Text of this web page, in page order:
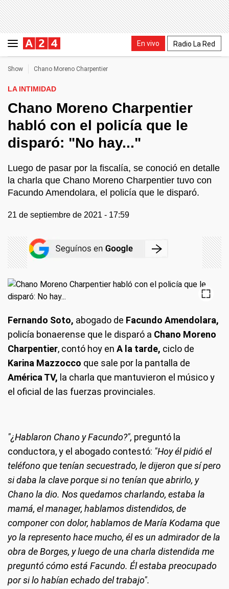
En vivo Radio La Red
Show Chano Moreno Charpentier
LA INTIMIDAD
Chano Moreno Charpentier
habló con el policía que le
disparó: "No hay..."
Luego de pasar por la fiscalía, se conoció en detalle
la charla que Chano Moreno Charpentier tuvo con
Facundo Amendolara, el policía que le disparó.
21 de septiembre de 2021 - 17:59
Fernando Soto, abogado de Facundo Amendolara,
policía bonaerense que le disparó a Chano Moreno
Charpentier, contó hoy en A la tarde, ciclo de
Karina Mazzocco que sale por la pantalla de
América TV, la charla que mantuvieron el músico y
el oficial de las fuerzas provinciales.
"¿Hablaron Chano y Facundo?", preguntó la
conductora, y el abogado contestó: "Hoy él pidió el
teléfono que tenían secuestrado, le dijeron que sí pero
si daba la clave porque si no tenían que abrirlo, y
Chano la dio. Nos quedamos charlando, estaba la
mamá, el manager, hablamos distendidos, de
componer con dolor, hablamos de María Kodama que
yo la represento hace mucho, él es un admirador de la
obra de Borges, y luego de una charla distendida me
preguntó cómo está Facundo. Él estaba preocupado
por si lo habían echado del trabajo".